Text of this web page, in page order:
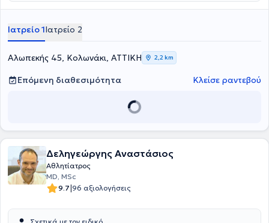
Φαλήρου. Είναι απόφοιτος της Ιατρικής σχολής του Πανεπιστημίου
Ρώμης. Επίσης, ειδικεύτηκε στην Ορθοπαιδική και την Αθλητιατρική
στο Γενικό κρατικό Νίκαιας και στο ΓΝΑ "ΚΑΤ". Διαθέτει πολυετή
εμπειρία και έχει διατελέσει ιατρός σε ομάδες ποδοσφαίρου και
καλαθοσφαίρισης της Α' εθνικής κατηγορίας καθώς και της
Εθνικής ομάδας κολύμβησης και υδατοσφαίρισης. Συγκεκριμένα
έχει διατελέσει Αθλητίατρος στην ΠΑΕ Ολυμπιακού, Πανιωνίου και
Ιατρείο 1Ιατρείο 2
Αλωπεκής 45, Κολωνάκι, ΑΤΤΙΚΗ 2,2 km
Επόμενη διαθεσιμότητα Κλείσε ραντεβού
Δεληγεώργης Αναστάσιος
Αθλητίατρος
MD, MSc
9.7|96 αξιολογήσεις